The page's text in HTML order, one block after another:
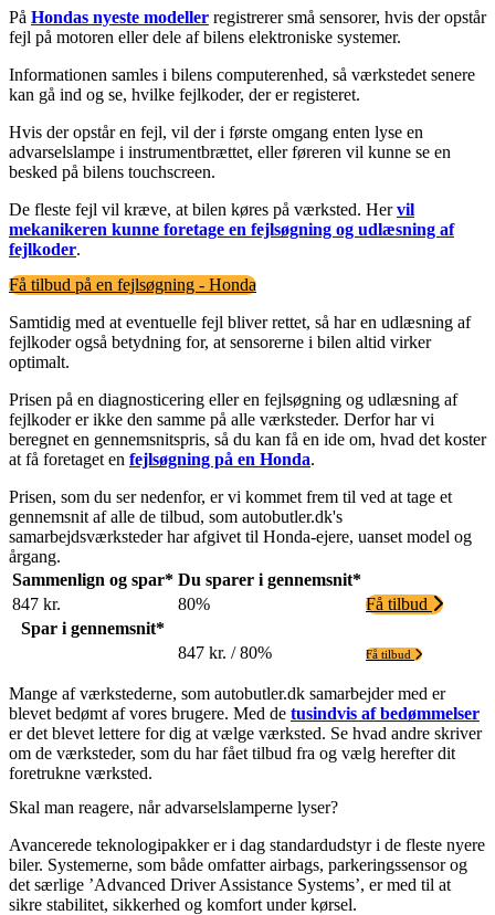
På Hondas nyeste modeller registrerer små sensorer, hvis der opstår
fejl på motoren eller dele af bilens elektroniske systemer.
Informationen samles i bilens computerenhed, så værkstedet senere
kan gå ind og se, hvilke fejlkoder, der er registeret.
Hvis der opstår en fejl, vil der i første omgang enten lyse en
advarselslampe i instrumentbrættet, eller føreren vil kunne se en
besked på bilens touchscreen.
De fleste fejl vil kræve, at bilen køres på værksted. Hervil
mekanikeren kunne foretage en fejlsøgning og udlæsning af
fejlkoder.
Få tilbud på en fejlsøgning - Honda
Samtidig med at eventuelle fejl bliver rettet, så har en udlæsning af
fejlkoder også betydning for, at sensorerne i bilen altid virker
optimalt.
Prisen på en diagnosticering eller en fejlsøgning og udlæsning af
fejlkoder er ikke den samme på alle værksteder. Derfor har vi
beregnet en gennemsnitspris, så du kan få en ide om, hvad det koster
at få foretaget en fejlsøgning på en Honda.
Prisen, som du ser nedenfor, er vi kommet frem til ved at tage et
gennemsnit af alle de tilbud, som autobutler.dk's
samarbejdsværksteder har afgivet til Honda-ejere, uanset model og
årgang.
Sammenlign og spar* Du sparer i gennemsnit*
847 kr.
80%
Få tilbud
Spar i gennemsnit*
847 kr. / 80%
Få tilbud
Mange af værkstederne, som autobutler.dk samarbejder med er
blevet bedømt af vores brugere. Med de tusindvis af bedømmelser
er det blevet lettere for dig at vælge værksted. Se hvad andre skriver
om de værksteder, som du har fået tilbud fra og vælg herefter dit
foretrukne værksted.
Skal man reagere, når advarselslamperne lyser?
Avancerede teknologipakker er i dag standardudstyr i de fleste nyere
biler. Systemerne, som både omfatter airbags, parkeringssensor og
det særlige ’Advanced Driver Assistance Systems’, er med til at
sikre stabilitet, sikkerhed og komfort under kørsel.